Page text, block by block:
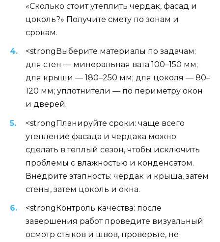
«Сколько стоит утеплить чердак, фасад и
цоколь?» Получите смету по зонам и
срокам.
<strongВыберите материалы по задачам:
для стен — минеральная вата 100–150 мм;
для крыши — 180–250 мм; для цоколя — 80–
120 мм; уплотнители — по периметру окон
и дверей.
<strongПланируйте сроки: чаще всего
утепление фасада и чердака можно
сделать в теплый сезон, чтобы исключить
проблемы с влажностью и конденсатом.
Внедрите этапность: чердак и крыша, затем
стены, затем цоколь и окна.
<strongКонтроль качества: после
завершения работ проведите визуальный
осмотр стыков и швов, проверьте, не